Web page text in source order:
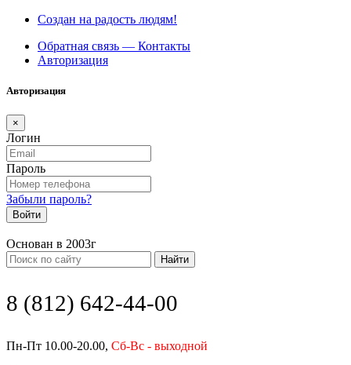
Создан на радость людям!
Обратная связь — Контакты
Авторизация
Авторизация
×
Логин
Пароль
Забыли пароль?
Войти
Основан в 2003г
Найти
8 (812) 642-44-00
Пн-Пт 10.00-20.00, Сб-Вс - выходной